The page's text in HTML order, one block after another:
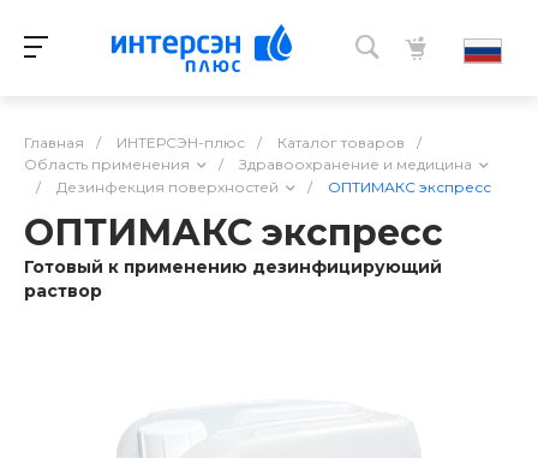
Главная / ИНТЕРСЭН-плюс / Каталог товаров
/
Область применения
/
Здравоохранение и медицина
/
Дезинфекция поверхностей / ОПТИМАКС экспресс
ОПТИМАКС экспресс
Готовый к применению дезинфицирующий
раствор